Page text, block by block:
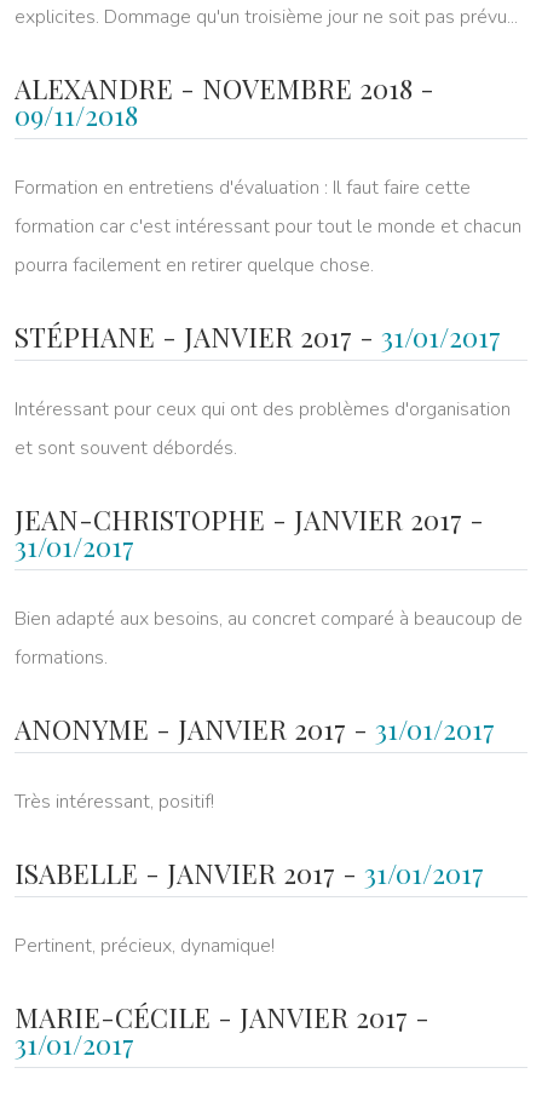
explicites. Dommage qu'un troisième jour ne soit pas prévu...
ALEXANDRE - NOVEMBRE 2018 -
09/11/2018
Formation en entretiens d'évaluation : Il faut faire cette
formation car c'est intéressant pour tout le monde et chacun
pourra facilement en retirer quelque chose.
STÉPHANE - JANVIER 2017 - 31/01/2017
Intéressant pour ceux qui ont des problèmes d'organisation
et sont souvent débordés.
JEAN-CHRISTOPHE - JANVIER 2017 -
31/01/2017
Bien adapté aux besoins, au concret comparé à beaucoup de
formations.
ANONYME - JANVIER 2017 - 31/01/2017
Très intéressant, positif!
ISABELLE - JANVIER 2017 - 31/01/2017
Pertinent, précieux, dynamique!
MARIE-CÉCILE - JANVIER 2017 -
31/01/2017